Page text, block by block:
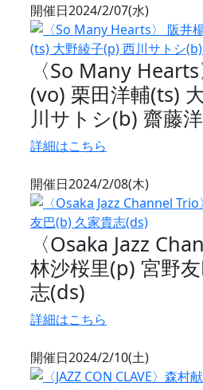
開催日2024/2/07(水)
〈So Many
(vo) 栗田洋輔(ts)
川サトシ(b) 齋藤
詳細はこちら
開催日2024/2/08(木)
〈Osaka Jazz
林沙桜里(p) 宮野
志(ds)
詳細はこちら
開催日2024/2/10(土)